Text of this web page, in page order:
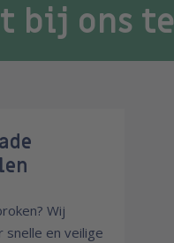
bij ons
Wij
snelle en veilige